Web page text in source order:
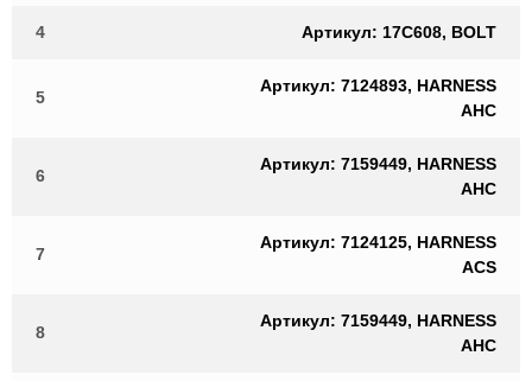
4 Артикул: 17C608, BOLT
5
Артикул: 7124893, HARNESS
AHC
6
Артикул: 7159449, HARNESS
AHC
7
Артикул: 7124125, HARNESS
ACS
8
Артикул: 7159449, HARNESS
AHC